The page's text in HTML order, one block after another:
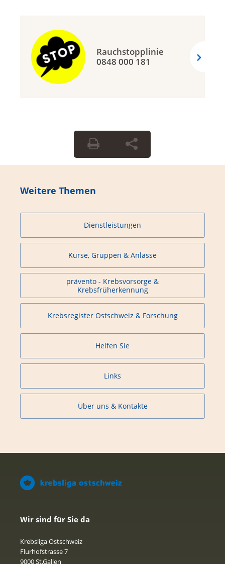
Rauchstopplinie
0848 000 181
Weitere Themen
Dienstleistungen
Kurse, Gruppen & Anlässe
prävento - Krebsvorsorge &
Krebsfrüherkennung
Krebsregister Ostschweiz & Forschung
Helfen Sie
Links
Über uns & Kontakte
Wir sind für Sie da
Krebsliga Ostschweiz
Flurhofstrasse 7
9000 St.Gallen